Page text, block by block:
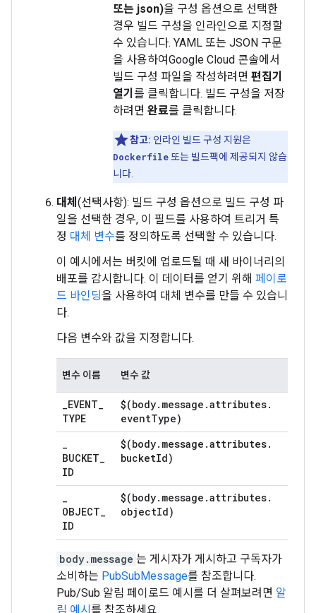
또는 json)을 구성 옵션으로 선택한
경우 빌드 구성을 인라인으로 지정할
수 있습니다. YAML 또는 JSON 구문
을 사용하여Google Cloud 콘솔에서
빌드 구성 파일을 작성하려면 편집기
열기 를 클릭합니다. 빌드 구성을 저장
하려면 완료를 클릭합니다.
참고: 인라인 빌드 구성 지원은
Dockerfile 또는 빌드팩에 제공되지 않습
니다.
대체 (선택사항): 빌드 구성 옵션으로 빌드 구성 파
일을 선택한 경우, 이 필드를 사용하여 트리거 특
정 대체 변수를 정의하도록 선택할 수 있습니다.
이 예시에서는 버킷에 업로드될 때 새 바이너리의
배포를 감시합니다. 이 데이터를 얻기 위해 페이로
드 바인딩을 사용하여 대체 변수를 만들 수 있습니
다.
다음 변수와 값을 지정합니다.
변수 이름 변수 값
_EVENT_
TYPE
$(body. message .attributes.
eventType)
_
BUCKET_
ID
$(body. message .attributes.
bucketId)
_
OBJECT_
ID
$(body. message .attributes.
objectId)
body.message 는 게시자가 게시하고 구독자가
소비하는 PubSubMessage를 참조합니다.
Pub/Sub 알림 페이로드 예시를 더 살펴보려면 알
림 예시 를 참조하세요.